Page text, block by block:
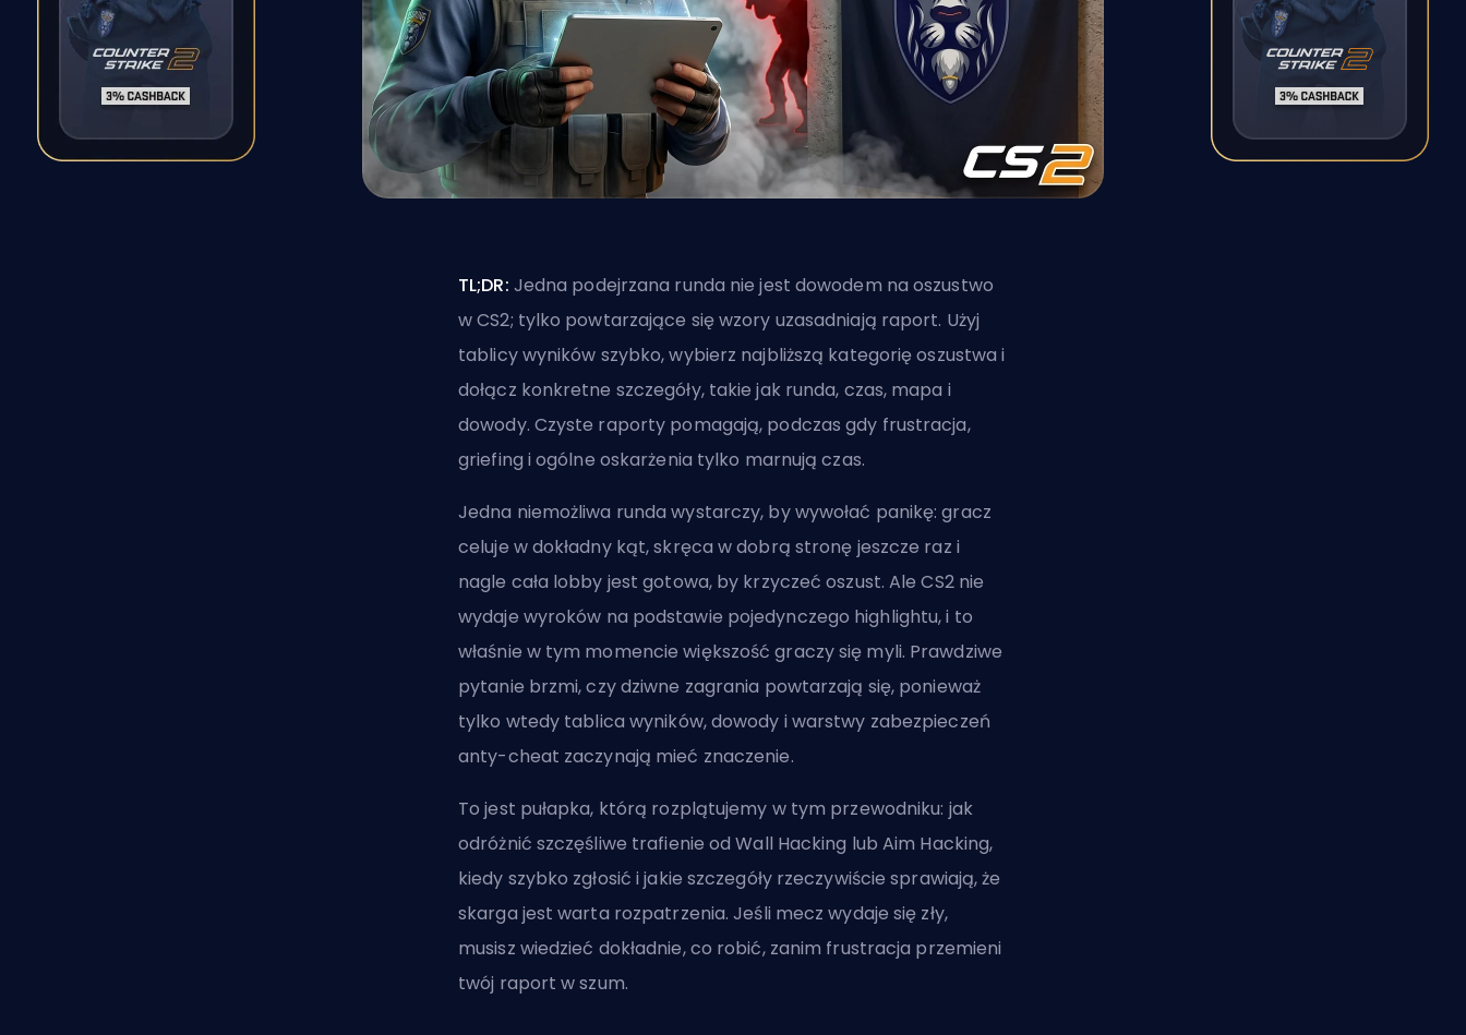
TL;DR: Jedna podejrzana runda nie jest dowodem na oszustwo
w CS2; tylko powtarzające się wzory uzasadniają raport. Użyj
tablicy wyników szybko, wybierz najbliższą kategorię oszustwa i
dołącz konkretne szczegóły, takie jak runda, czas, mapa i
dowody. Czyste raporty pomagają, podczas gdy frustracja,
griefing i ogólne oskarżenia tylko marnują czas.
Jedna niemożliwa runda wystarczy, by wywołać panikę: gracz
celuje w dokładny kąt, skręca w dobrą stronę jeszcze raz i
nagle cała lobby jest gotowa, by krzyczeć oszust. Ale CS2 nie
wydaje wyroków na podstawie pojedynczego highlightu, i to
właśnie w tym momencie większość graczy się myli. Prawdziwe
pytanie brzmi, czy dziwne zagrania powtarzają się, ponieważ
tylko wtedy tablica wyników, dowody i warstwy zabezpieczeń
anty-cheat zaczynają mieć znaczenie.
To jest pułapka, którą rozplątujemy w tym przewodniku: jak
odróżnić szczęśliwe trafienie od Wall Hacking lub Aim Hacking,
kiedy szybko zgłosić i jakie szczegóły rzeczywiście sprawiają, że
skarga jest warta rozpatrzenia. Jeśli mecz wydaje się zły,
musisz wiedzieć dokładnie, co robić, zanim frustracja przemieni
twój raport w szum.